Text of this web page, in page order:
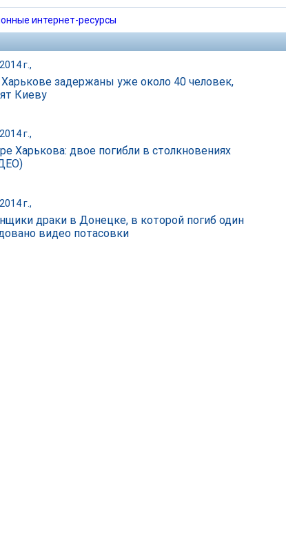
интернет-ресурсы
г.,
задержаны уже около 40 человек,
Киеву
г.,
Харькова: двое погибли в столкновениях
г.,
драки в Донецке, в которой погиб один
видео потасовки